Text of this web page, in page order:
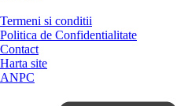
Termeni si conditii
Politica de Confidentialitate
Contact
Harta site
ANPC